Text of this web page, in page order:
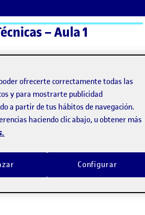
– Aula 1
Ayuda
Especulativo
ofrecerte correctamente todas las
y para mostrarte publicidad
a partir de tus hábitos de navegación.
haciendo clic abajo, u obtener más
Configurar